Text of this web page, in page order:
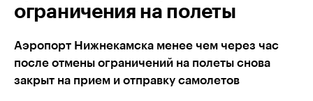
ограничения на полеты
Аэропорт Нижнекамска менее чем через час
после отмены ограничений на полеты снова
закрыт на прием и отправку самолетов